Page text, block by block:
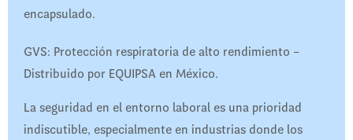
encapsulado.
GVS: Protección respiratoria de alto rendimiento –
Distribuido por EQUIPSA en México.
La seguridad en el entorno laboral es una prioridad
indiscutible, especialmente en industrias donde los